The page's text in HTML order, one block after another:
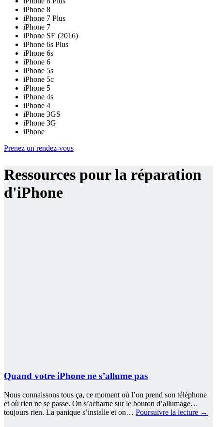
iPhone 8
iPhone 7 Plus
iPhone 7
iPhone SE (2016)
iPhone 6s Plus
iPhone 6s
iPhone 6
iPhone 5s
iPhone 5c
iPhone 5
iPhone 4s
iPhone 4
iPhone 3GS
iPhone 3G
iPhone
Prenez un rendez-vous
Ressources pour la réparation
d'iPhone
Quand votre iPhone ne s’allume pas
Nous connaissons tous ça, ce moment où l’on prend son téléphone
et où rien ne se passe. On s’acharne sur le bouton d’allumage…
toujours rien. La panique s’installe et on… Poursuivre la lecture →